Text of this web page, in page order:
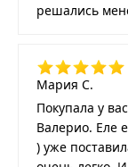
решались
Мария С.
Покупала у
Валерио. Еле
) уже